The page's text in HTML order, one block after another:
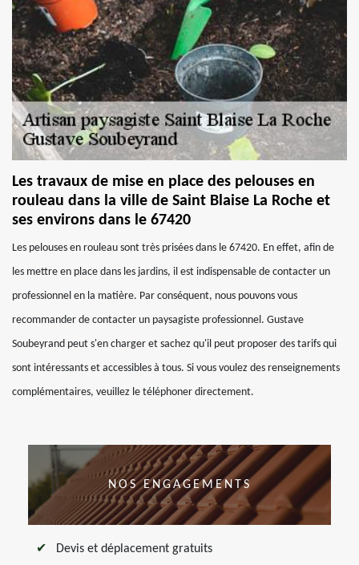
Les travaux de mise en place des pelouses en
rouleau dans la ville de Saint Blaise La Roche et
ses environs dans le 67420
Les pelouses en rouleau sont très prisées dans le 67420. En effet, afin de
les mettre en place dans les jardins, il est indispensable de contacter un
professionnel en la matière. Par conséquent, nous pouvons vous
recommander de contacter un paysagiste professionnel. Gustave
Soubeyrand peut s'en charger et sachez qu'il peut proposer des tarifs qui
sont intéressants et accessibles à tous. Si vous voulez des renseignements
complémentaires, veuillez le téléphoner directement.
NOS ENGAGEMENTS
Devis et déplacement gratuits